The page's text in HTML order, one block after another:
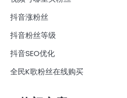
抖音涨粉丝
抖音粉丝等级
抖音SEO优化
全民K歌粉丝在线购买